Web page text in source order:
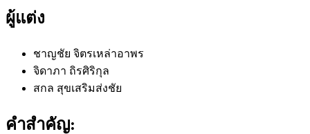
ผู้แต่ง
ชาญชัย จิตรเหล่าอาพร
จิดาภา ถิรศิริกุล
สกล สุขเสริมส่งชัย
คำสำคัญ: